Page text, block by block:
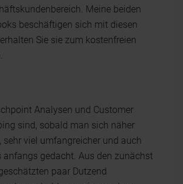
Meine beiden
beschäftigen sich mit diesen
Sie sie zum kostenfreien
Analysen und Customer
sind, sobald man sich näher
sehr viel umfangreicher und auch
anfangs gedacht. Aus den zunächst
paar Dutzend